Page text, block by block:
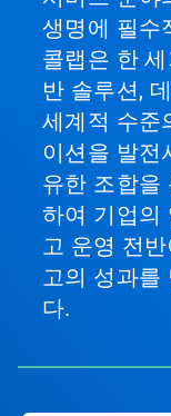
생명에 필수
콜랩은 한
반 솔루션,
세계적 수준
이션을 발전
유한 조합을
하여 기업의
고 운영 전
고의 성과를
다.